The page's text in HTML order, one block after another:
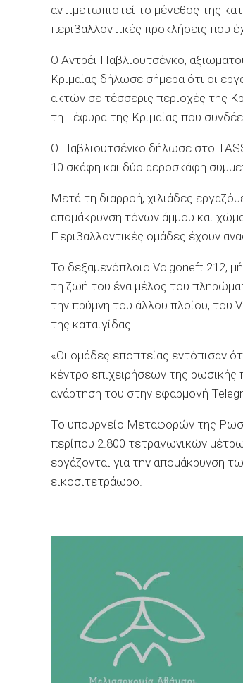
αντιμετωπιστεί το μέγεθος της
περιβαλλοντικές προκλήσεις που
Ο Αντρέι Παβλιουτσένκο,
Κριμαίας δήλωσε σήμερα ότι οι
ακτών σε τέσσερις περιοχές της
τη Γέφυρα της Κριμαίας που
Ο Παβλιουτσένκο δήλωσε στο
10 σκάφη και δύο αεροσκάφη
Μετά τη διαρροή, χιλιάδες
απομάκρυνση τόνων άμμου και
Περιβαλλοντικές ομάδες έχουν
Το δεξαμενόπλοιο Volgoneft 212,
τη ζωή του ένα μέλος του
την πρύμνη του άλλου πλοίου, του
της καταιγίδας.
«Οι ομάδες εποπτείας εντόπισαν
κέντρο επιχειρήσεων της ρωσικής
ανάρτηση του στην εφαρμογή
Το υπουργείο Μεταφορών της
περίπου 2.800 τετραγωνικών
εργάζονται για την απομάκρυνση
εικοσιτετράωρο.